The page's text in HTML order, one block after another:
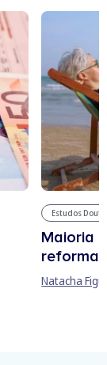
Estudos
Maioria
reforma
Natacha